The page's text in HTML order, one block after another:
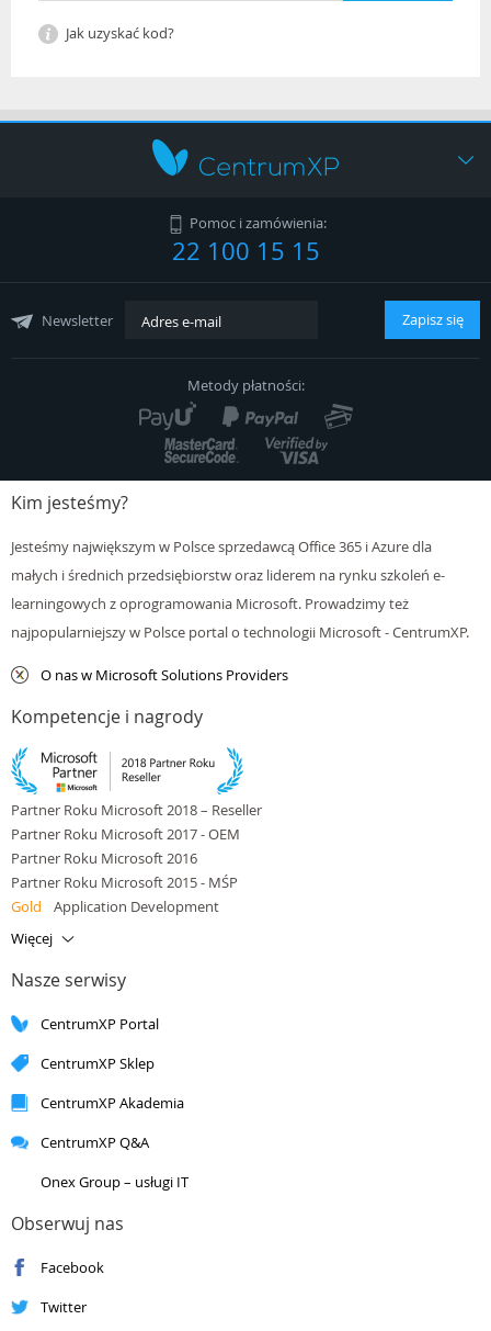
Jak uzyskać kod?
Jak kupić?
Regulamin
Kontakt
Pomoc i zamówienia:
22 100 15 15
Newsletter Zapisz się
Metody płatności:
Kim jesteśmy?
Jesteśmy największym w Polsce sprzedawcą Office 365 i Azure dla
małych i średnich przedsiębiorstw oraz liderem na rynku szkoleń e-
learningowych z oprogramowania Microsoft. Prowadzimy też
najpopularniejszy w Polsce portal o technologii Microsoft - CentrumXP.
O nas w Microsoft Solutions Providers
Kompetencje i nagrody
Partner Roku Microsoft 2018 – Reseller
Partner Roku Microsoft 2017 - OEM
Partner Roku Microsoft 2016
Partner Roku Microsoft 2015 - MŚP
Gold
Application Development
Gold
Application Integration
Gold Cloud Productivity
Gold Small and Midmarket Cloud Solutions
Silver
Silver Application Integration
Silver Cloud Platform
Silver Collaboration and Content
Data Platform
Silver DevOps
Silver Enterprise Mobility Management
Więcej
Nasze serwisy
CentrumXP Portal
CentrumXP Sklep
CentrumXP Akademia
CentrumXP Q&A
Onex Group – usługi IT
Obserwuj nas
Facebook
Twitter